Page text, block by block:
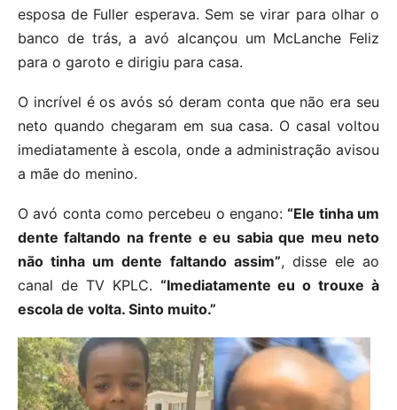
esposa de Fuller esperava. Sem se virar para olhar o
banco de trás, a avó alcançou um McLanche Feliz
para o garoto e dirigiu para casa.
O incrível é os avós só deram conta que não era seu
neto quando chegaram em sua casa. O casal voltou
imediatamente à escola, onde a administração avisou
a mãe do menino.
O avó conta como percebeu o engano:“Ele tinha um
dente faltando na frente e eu sabia que meu neto
não tinha um dente faltando assim”, disse ele ao
canal de TV KPLC. “Imediatamente eu o trouxe à
escola de volta. Sinto muito.”